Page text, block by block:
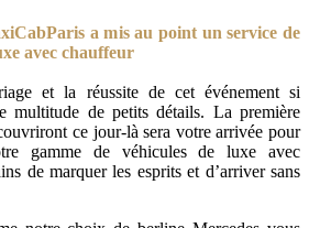
a mis au point un service de
avec chauffeur
et la réussite de cet événement si
multitude de petits détails. La première
ce jour-là sera votre arrivée pour
gamme de véhicules de luxe avec
de marquer les esprits et d’arriver sans